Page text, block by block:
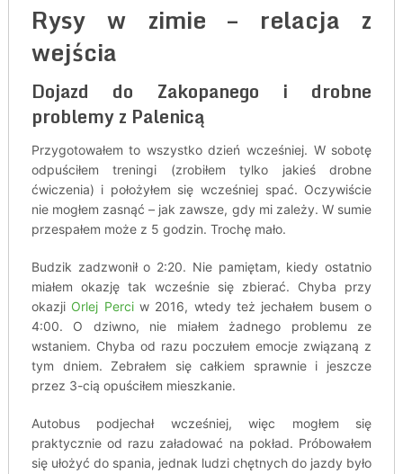
Rysy w zimie – relacja z
wejścia
Dojazd do Zakopanego i drobne
problemy z Palenicą
Przygotowałem to wszystko dzień wcześniej. W sobotę
odpuściłem treningi (zrobiłem tylko jakieś drobne
ćwiczenia) i położyłem się wcześniej spać. Oczywiście
nie mogłem zasnąć – jak zawsze, gdy mi zależy. W sumie
przespałem może z 5 godzin. Trochę mało.
Budzik zadzwonił o 2:20. Nie pamiętam, kiedy ostatnio
miałem okazję tak wcześnie się zbierać. Chyba przy
okazji Orlej Perciw 2016, wtedy też jechałem busem o
4:00. O dziwno, nie miałem żadnego problemu ze
wstaniem. Chyba od razu poczułem emocje związaną z
tym dniem. Zebrałem się całkiem sprawnie i jeszcze
przez 3-cią opuściłem mieszkanie.
Autobus podjechał wcześniej, więc mogłem się
praktycznie od razu załadować na pokład. Próbowałem
się ułożyć do spania, jednak ludzi chętnych do jazdy było